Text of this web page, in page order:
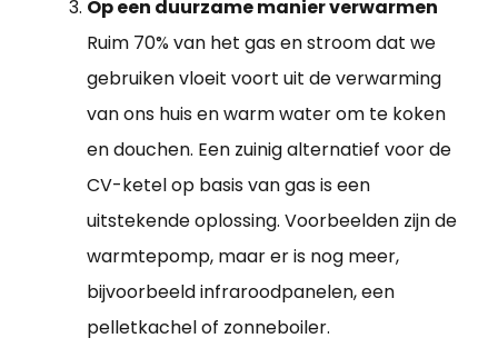
Op een duurzame manier verwarmen
Ruim 70% van het gas en stroom dat we
gebruiken vloeit voort uit de verwarming
van ons huis en warm water om te koken
en douchen. Een zuinig alternatief voor de
CV-ketel op basis van gas is een
uitstekende oplossing. Voorbeelden zijn de
warmtepomp, maar er is nog meer,
bijvoorbeeld infraroodpanelen, een
pelletkachel of zonneboiler.